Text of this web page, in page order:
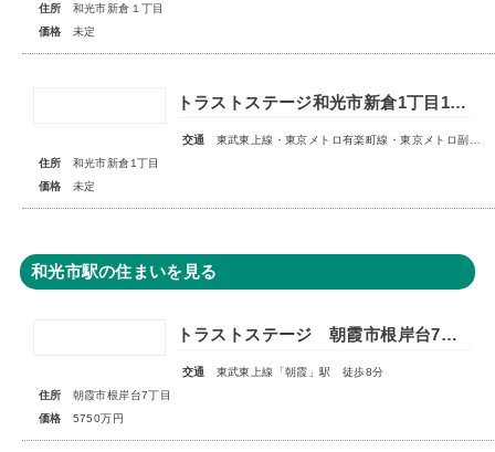
住所
和光市新倉１丁目
価格
未定
トラストステージ和光市新倉1丁目18期 全6区画■第1期分譲 販売予告■
交通
東武東上線・東京メトロ有楽町線・東京メトロ副都心線「和光市」駅 徒歩14～15分
住所
和光市新倉1丁目
価格
未定
和光市駅の住まいを見る
トラストステージ 朝霞市根岸台7丁目44期 限定1区画
交通
東武東上線「朝霞」駅 徒歩8分
住所
朝霞市根岸台7丁目
価格
5750万円